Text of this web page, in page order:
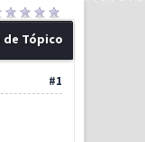
de Tópico
#1